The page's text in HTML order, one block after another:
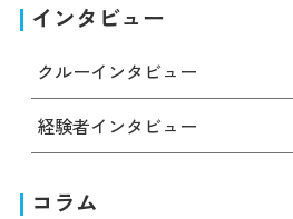
インタビュー
クルーインタビュー
経験者インタビュー
コラム